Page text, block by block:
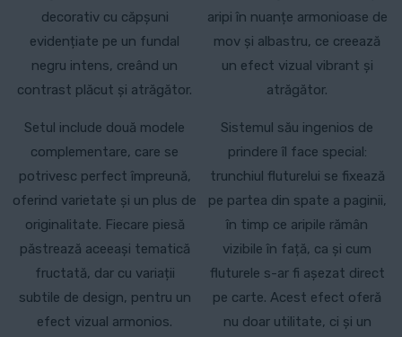
decorativ cu căpșuni
evidențiate pe un fundal
negru intens, creând un
contrast plăcut și atrăgător.
Setul include două modele
complementare, care se
potrivesc perfect împreună,
oferind varietate și un plus de
originalitate. Fiecare piesă
păstrează aceeași tematică
fructată, dar cu variații
subtile de design, pentru un
efect vizual armonios.
aripi în nuanțe armonioase de
mov și albastru, ce creează
un efect vizual vibrant și
atrăgător.
Sistemul său ingenios de
prindere îl face special:
trunchiul fluturelui se fixează
pe partea din spate a paginii,
în timp ce aripile rămân
vizibile în față, ca și cum
fluturele s-ar fi așezat direct
pe carte. Acest efect oferă
nu doar utilitate, ci și un